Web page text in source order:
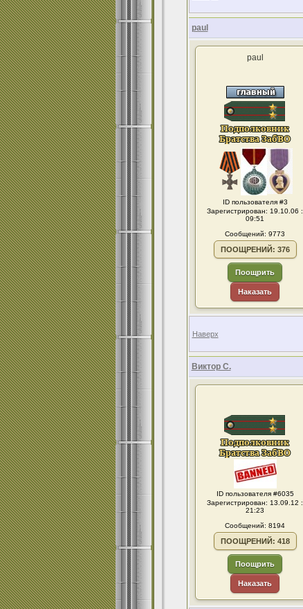
paul
paul
ID пользователя #3
Зарегистрирован: 19.10.06 :
09:51
Сообщений: 9773
ПООЩРЕНИЙ: 376
Поощрить
Наказать
Наверх
Виктор С.
ID пользователя #6035
Зарегистрирован: 13.09.12 :
21:23
Сообщений: 8194
ПООЩРЕНИЙ: 418
Поощрить
Наказать